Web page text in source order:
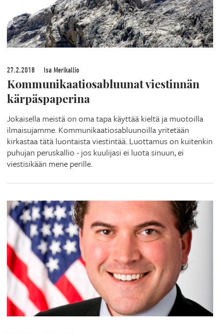
27.2.2018 Isa Merikallio
Kommunikaatiosabluunat viestinnän
kärpäspaperina
Jokaisella meistä on oma tapa käyttää kieltä ja muotoilla
ilmaisujamme. Kommunikaatiosabluunoilla yritetään
kirkastaa tätä luontaista viestintää. Luottamus on kuitenkin
puhujan peruskallio - jos kuulijasi ei luota sinuun, ei
viestisikään mene perille.